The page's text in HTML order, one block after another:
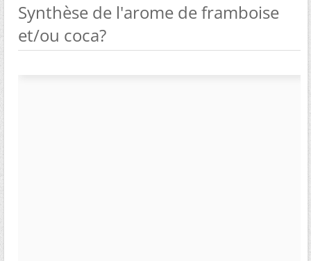
Synthèse de l'arome de framboise
et/ou coca?